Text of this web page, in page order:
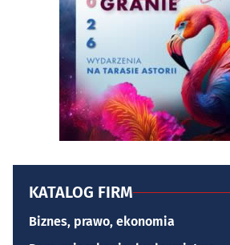
KATALOG FIRM
Biznes, prawo, ekonomia